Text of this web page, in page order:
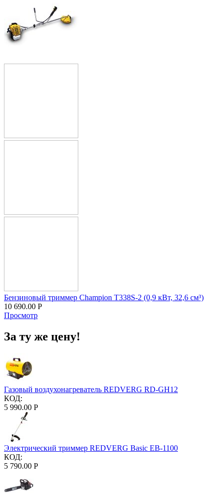
Бензиновый триммер Champion T338S-2 (0,9 кВт, 32,6 см³)
10 690.00 Р
Просмотр
За ту же цену!
Газовый воздухонагреватель REDVERG RD-GH12
КОД:
5 990.00 Р
Электрический триммер REDVERG Basic EB-1100
КОД:
5 790.00 Р